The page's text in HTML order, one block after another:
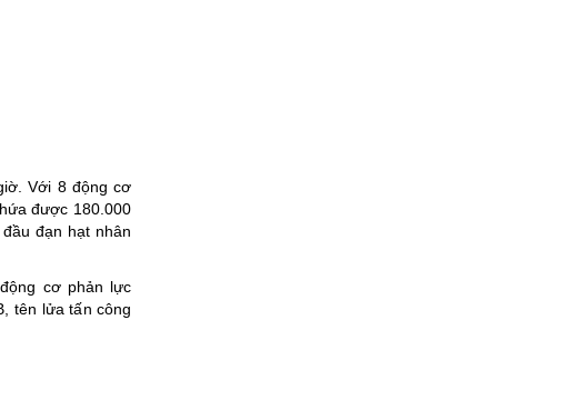
Với 8 động cơ
được 180.000
đạn hạt nhân
cơ phản lực
tên lửa tấn công